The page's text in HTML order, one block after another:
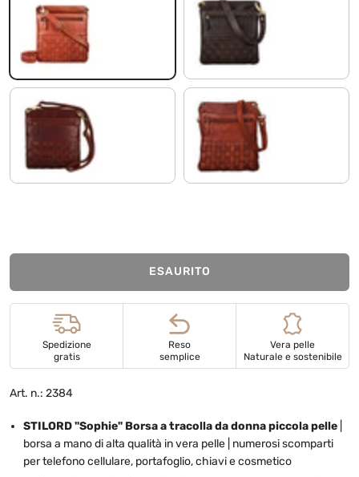
cognac-marrone marrone - moscato
siena - marrone cognac - used
ESAURITO
Spedizione
gratis
Reso
semplice
Vera pelle
Naturale e sostenibile
Art. n.: 2384
STILORD "Sophie" Borsa a tracolla da donna piccola pelle
borsa a mano di alta qualità in vera pelle | numerosi scomparti
per telefono cellulare, portafoglio, chiavi e cosmetico